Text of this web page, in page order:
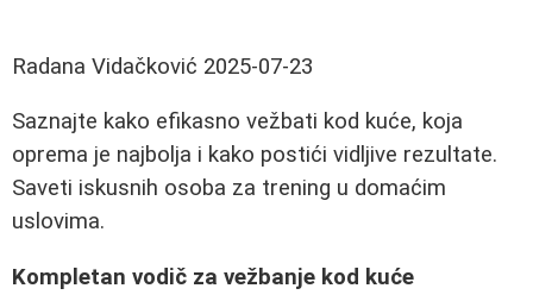
Radana Vidačković 2025-07-23
Saznajte kako efikasno vežbati kod kuće, koja
oprema je najbolja i kako postići vidljive rezultate.
Saveti iskusnih osoba za trening u domaćim
uslovima.
Kompletan vodič za vežbanje kod kuće